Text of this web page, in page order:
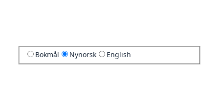
Bokmål Nynorsk English